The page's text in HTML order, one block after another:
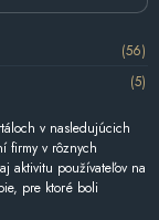
(56)
(5)
v nasledujúcich
firmy v rôznych
aktivitu používateľov na
pre ktoré boli